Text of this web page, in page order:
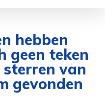
hebben
geen teken
sterren van
gevonden